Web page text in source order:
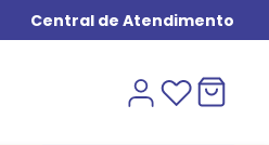
Central de Atendimento